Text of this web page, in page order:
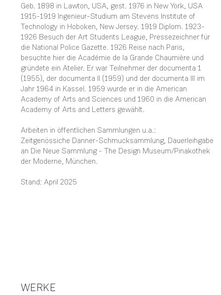
Geb. 1898 in Lawton, USA, gest. 1976 in New York, USA
1915-1919 Ingenieur-Studium am Stevens Institute of
Technology in Hoboken, New Jersey. 1919 Diplom. 1923-
1926 Besuch der Art Students League, Pressezeichner für
die National Police Gazette. 1926 Reise nach Paris,
besuchte hier die Académie de la Grande Chaumière und
gründete ein Atelier. Er war Teilnehmer der documenta 1
(1955), der documenta II (1959) und der documenta III im
Jahr 1964 in Kassel. 1959 wurde er in die American
Academy of Arts and Sciences und 1960 in die American
Academy of Arts and Letters gewählt.
Arbeiten in öffentlichen Sammlungen u.a.:
Zeitgenössiche Danner-Schmucksammlung, Dauerleihgabe
an Die Neue Sammlung - The Design Museum/Pinakothek
der Moderne, München.
Stand: April 2025
WERKE